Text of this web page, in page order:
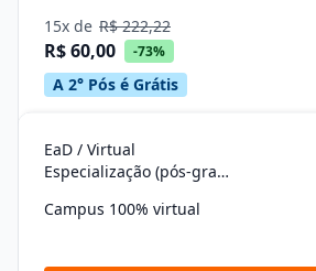
15x de R$ 222,22
R$ 60,00 -73%
A 2° Pós é Grátis
EaD / Virtual
Especialização (pós-graduação)
Campus 100% virtual